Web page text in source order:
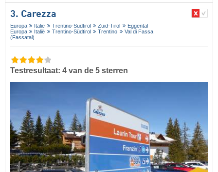
3. Carezza
Europa Italië Trentino-Südtirol Zuid-Tirol
Eggental
Europa
Italië Trentino-Südtirol Trentino
Val di Fassa
(Fassatal)
Testresultaat: 4 van de 5 sterren